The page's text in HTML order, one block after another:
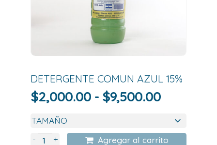
DETERGENTE COMUN AZUL 15%
$2,000.00 - $9,500.00Rango
precios:
desde
- + Agregar al carrito